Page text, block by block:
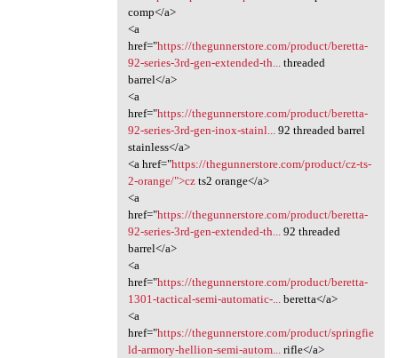
comp</a>
<a
href="https://thegunnerstore.com/product/beretta-
92-series-3rd-gen-extended-th...
threaded
barrel</a>
<a
href="https://thegunnerstore.com/product/beretta-
92-series-3rd-gen-inox-stainl...
92 threaded barrel
stainless</a>
<a href="https://thegunnerstore.com/product/cz-ts-
2-orange/">czts2 orange</a>
<a
href="https://thegunnerstore.com/product/beretta-
92-series-3rd-gen-extended-th...
92 threaded
barrel</a>
<a
href="https://thegunnerstore.com/product/beretta-
1301-tactical-semi-automatic-...
beretta</a>
<a
href="https://thegunnerstore.com/product/springfie
ld-armory-hellion-semi-autom...
rifle</a>